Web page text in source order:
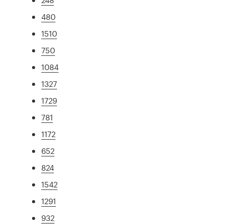
480
1510
750
1084
1327
1729
781
1172
652
824
1542
1291
932